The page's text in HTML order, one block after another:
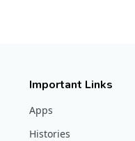
Important Links
Apps
Histories